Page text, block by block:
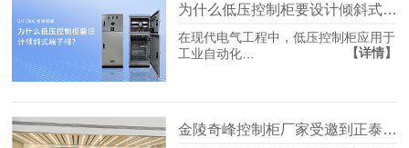
为什么低压控制柜要设计倾斜式端子排？
在现代电气工程中，低压控制柜应用于
工业自动化…
【详情】
金陵奇峰控制柜厂家受邀到正泰企业参观学习